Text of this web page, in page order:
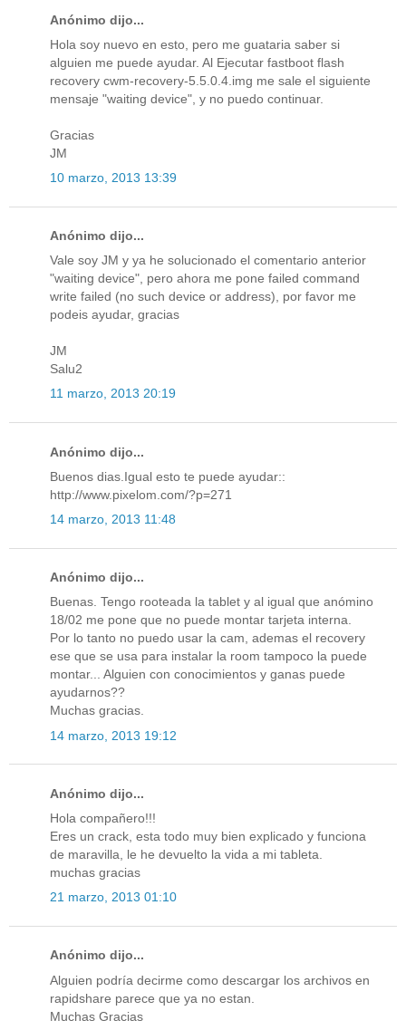
Anónimo dijo...
Hola soy nuevo en esto, pero me guataria saber si
alguien me puede ayudar. Al Ejecutar fastboot flash
recovery cwm-recovery-5.5.0.4.img me sale el siguiente
mensaje "waiting device", y no puedo continuar.
Gracias
JM
10 marzo, 2013 13:39
Anónimo dijo...
Vale soy JM y ya he solucionado el comentario anterior
"waiting device", pero ahora me pone failed command
write failed (no such device or address), por favor me
podeis ayudar, gracias
JM
Salu2
11 marzo, 2013 20:19
Anónimo dijo...
Buenos dias.Igual esto te puede ayudar::
http://www.pixelom.com/?p=271
14 marzo, 2013 11:48
Anónimo dijo...
Buenas. Tengo rooteada la tablet y al igual que anómino
18/02 me pone que no puede montar tarjeta interna.
Por lo tanto no puedo usar la cam, ademas el recovery
ese que se usa para instalar la room tampoco la puede
montar... Alguien con conocimientos y ganas puede
ayudarnos??
Muchas gracias.
14 marzo, 2013 19:12
Anónimo dijo...
Hola compañero!!!
Eres un crack, esta todo muy bien explicado y funciona
de maravilla, le he devuelto la vida a mi tableta.
muchas gracias
21 marzo, 2013 01:10
Anónimo dijo...
Alguien podría decirme como descargar los archivos en
rapidshare parece que ya no estan.
Muchas Gracias